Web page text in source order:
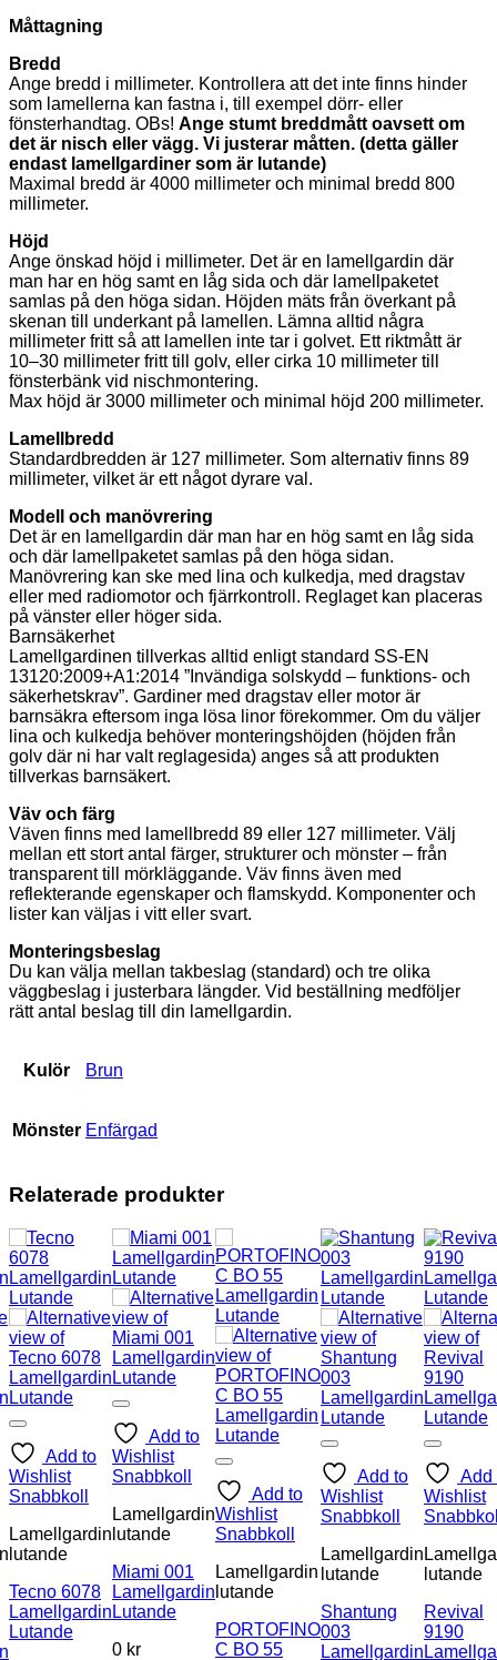
Måttagning
Bredd
Ange bredd i millimeter. Kontrollera att det inte finns hinder
som lamellerna kan fastna i, till exempel dörr- eller
fönsterhandtag. OBs! Ange stumt breddmått oavsett om
det är nisch eller vägg. Vi justerar måtten. (detta gäller
endast lamellgardiner som är lutande)
Maximal bredd är 4000 millimeter och minimal bredd 800
millimeter.
Höjd
Ange önskad höjd i millimeter. Det är en lamellgardin där
man har en hög samt en låg sida och där lamellpaketet
samlas på den höga sidan. Höjden mäts från överkant på
skenan till underkant på lamellen. Lämna alltid några
millimeter fritt så att lamellen inte tar i golvet. Ett riktmått är
10–30 millimeter fritt till golv, eller cirka 10 millimeter till
fönsterbänk vid nischmontering.
Max höjd är 3000 millimeter och minimal höjd 200 millimeter.
Lamellbredd
Standardbredden är 127 millimeter. Som alternativ finns 89
millimeter, vilket är ett något dyrare val.
Modell och manövrering
Det är en lamellgardin där man har en hög samt en låg sida
och där lamellpaketet samlas på den höga sidan.
Manövrering kan ske med lina och kulkedja, med dragstav
eller med radiomotor och fjärrkontroll. Reglaget kan placeras
på vänster eller höger sida.
Barnsäkerhet
Lamellgardinen tillverkas alltid enligt standard SS-EN
13120:2009+A1:2014 ”Invändiga solskydd – funktions- och
säkerhetskrav”. Gardiner med dragstav eller motor är
barnsäkra eftersom inga lösa linor förekommer. Om du väljer
lina och kulkedja behöver monteringshöjden (höjden från
golv där ni har valt reglagesida) anges så att produkten
tillverkas barnsäkert.
Väv och färg
Väven finns med lamellbredd 89 eller 127 millimeter. Välj
mellan ett stort antal färger, strukturer och mönster – från
transparent till mörkläggande. Väv finns även med
reflekterande egenskaper och flamskydd. Komponenter och
lister kan väljas i vitt eller svart.
Monteringsbeslag
Du kan välja mellan takbeslag (standard) och tre olika
väggbeslag i justerbara längder. Vid beställning medföljer
rätt antal beslag till din lamellgardin.
Kulör Brun
Mönster Enfärgad
Relaterade produkter
Add to
Wishlist
Snabbkoll
Lamellgardin
lutande
Tecno 6078
Lamellgardin
Lutande
Add to
Wishlist
Snabbkoll
Lamellgardin
lutande
Miami 001
Lamellgardin
Lutande
0 kr
Add to
Wishlist
Snabbkoll
Lamellgardin
lutande
PORTOFINO
C BO 55
Add to
Wishlist
Snabbkoll
Lamellgardin
lutande
Shantung
003
Lamellgardin
Add
Wishlist
lutande
Revival
9190